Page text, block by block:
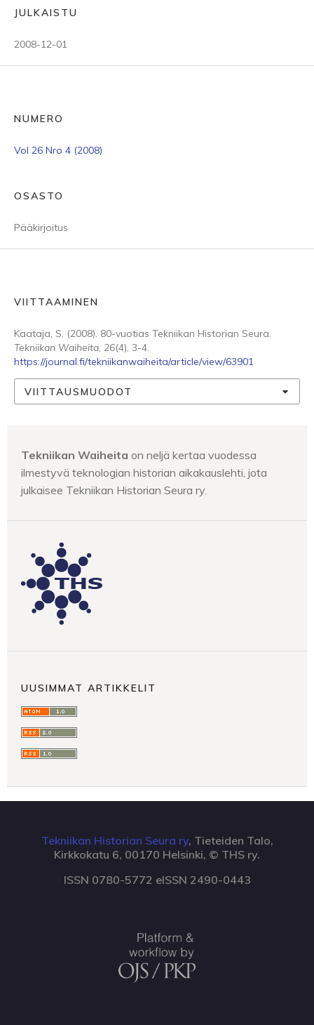
JULKAISTU
2008-12-01
NUMERO
Vol 26 Nro 4 (2008)
OSASTO
Pääkirjoitus
VIITTAAMINEN
Kaataja, S. (2008). 80-vuotias Tekniikan Historian Seura.
Tekniikan Waiheita, 26(4), 3-4.
https://journal.fi/tekniikanwaiheita/article/view/63901
VIITTAUSMUODOT
Tekniikan Waiheita on neljä kertaa vuodessa
ilmestyvä teknologian historian aikakauslehti, jota
julkaisee Tekniikan Historian Seura ry.
UUSIMMAT ARTIKKELIT
Tekniikan Historian Seura ry, Tieteiden Talo,
Kirkkokatu 6, 00170 Helsinki, © THS ry.
ISSN 0780-5772 eISSN 2490-0443